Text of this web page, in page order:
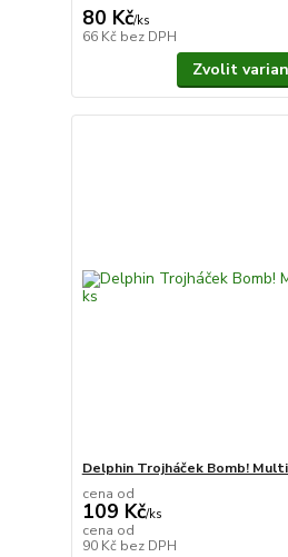
80 Kč/ks
66 Kč bez DPH
Zvolit
Delphin Trojháček Bomb!
cena od
109 Kč/ks
cena od
90 Kč bez DPH